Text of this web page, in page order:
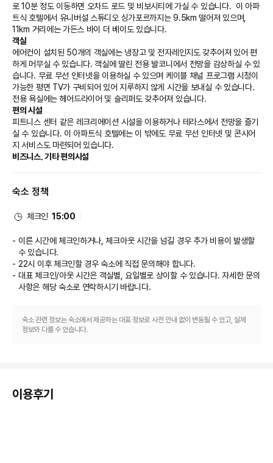
로 10분 정도 이동하면 오차드 로드 및 비보시티에 가실 수 있습니다.  이 아파
트식 호텔에서 유니버설 스튜디오 싱가포르까지는 9.5km 떨어져 있으며,
11km 거리에는 가든스 바이 더 베이도 있습니다.
객실
에어컨이 설치된 50개의 객실에는 냉장고 및 전자레인지도 갖추어져 있어 편
하게 머무실 수 있습니다. 객실에 딸린 전용 발코니에서 전망을 감상하실 수 있
습니다. 무료 무선 인터넷을 이용하실 수 있으며 케이블 채널 프로그램 시청이
가능한 평면 TV가 구비되어 있어 지루하지 않게 시간을 보내실 수 있습니다.
전용 욕실에는 헤어드라이어 및 슬리퍼도 갖추어져 있습니다.
편의 시설
피트니스 센터 같은 레크리에이션 시설을 이용하거나 테라스에서 전망을 즐기
실 수 있습니다. 이 아파트식 호텔에는 이 밖에도 무료 무선 인터넷 및 콘시어
지 서비스도 마련되어 있습니다.
비즈니스, 기타 편의시설
서비스를 이용하실 수 있습니다.
숙소 정책
체크인 15:00
이른 시간에 체크인하거나, 체크아웃 시간을 넘길 경우 추가 비용이 발생할
수 있습니다.
22시 이후 체크인할 경우 숙소에 직접 문의해야 합니다.
대표 체크인/아웃 시간은 객실별, 요일별로 상이할 수 있습니다. 자세한 문의
사항은 해당 숙소로 연락하시기 바랍니다.
숙소 관련 정보는 숙소에서 제공하는 대표 정보로 사전 안내 없이 변동될 수 있고, 실제
정보와 다를 수 있습니다.
이용후기